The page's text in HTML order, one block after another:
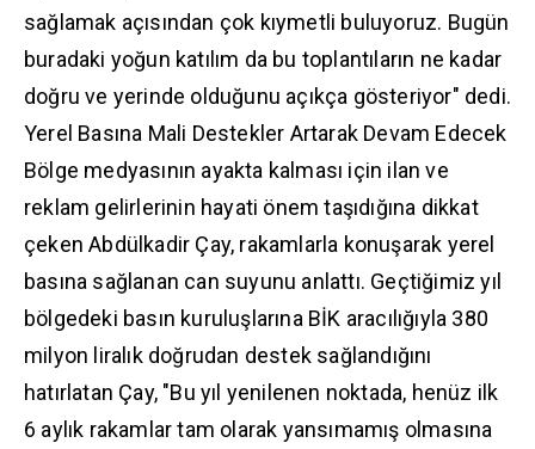
sağlamak açısından çok kıymetli buluyoruz. Bugün
buradaki yoğun katılım da bu toplantıların ne kadar
doğru ve yerinde olduğunu açıkça gösteriyor" dedi.
​Yerel Basına Mali Destekler Artarak Devam Edecek
​Bölge medyasının ayakta kalması için ilan ve
reklam gelirlerinin hayati önem taşıdığına dikkat
çeken Abdülkadir Çay, rakamlarla konuşarak yerel
basına sağlanan can suyunu anlattı. Geçtiğimiz yıl
bölgedeki basın kuruluşlarına BİK aracılığıyla 380
milyon liralık doğrudan destek sağlandığını
hatırlatan Çay, "Bu yıl yenilenen noktada, henüz ilk
6 aylık rakamlar tam olarak yansımamış olmasına